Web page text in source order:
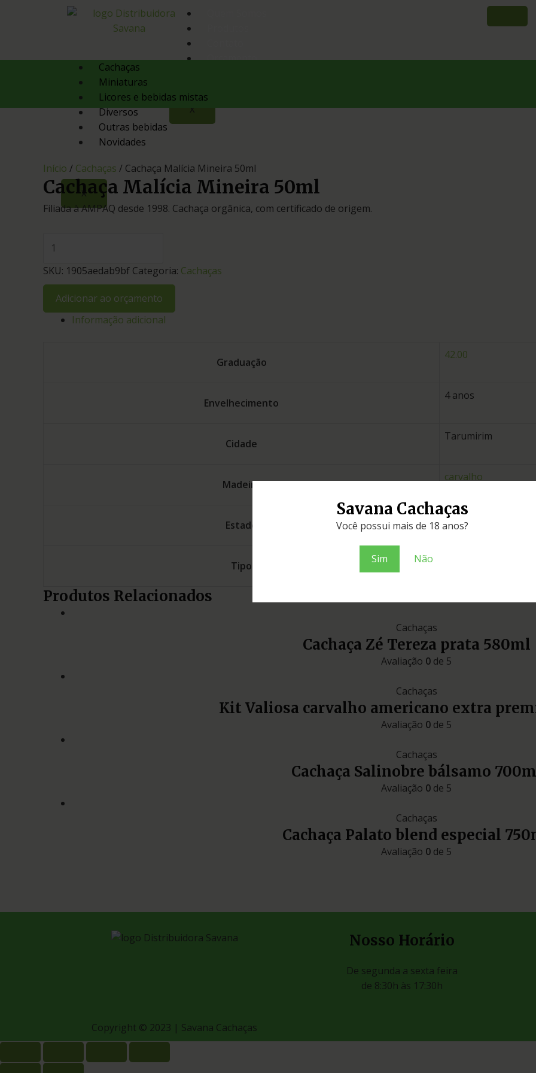
Savana Cachaças
Você possui mais de 18 anos?
Sim Não
Orçamento
X
Cachaças
Miniaturas
Licores e bebidas mistas
Diversos
Outras bebidas
Novidades
X
Início / Cachaças / Cachaça Malícia Mineira 50ml
Cachaça Malícia Mineira 50ml
Filiada à AMPAQ desde 1998. Cachaça orgânica, com certificado de origem.
SKU: 1905aedab9bf Categoria: Cachaças
Adicionar ao orçamento
Informação adicional
Graduação
42.00
Envelhecimento
4 anos
Cidade
Tarumirim
Madeira
carvalho
Estado
Minas Gerais
Tipo
Produtos Relacionados
Cachaças
Cachaça Zé Tereza prata 580ml
Avaliação 0 de 5
Cachaças
Kit Valiosa carvalho americano extra
Avaliação 0 de 5
Cachaças
Cachaça Salinobre bálsamo
Avaliação 0 de 5
Cachaças
Cachaça Palato blend especial
Avaliação 0 de 5
Nosso Horário
De segunda a sexta feira
de 8:30h às 17:30h
Copyright © 2023 | Savana Cachaças